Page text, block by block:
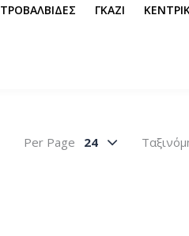
ΓΚΑΖΙ
Per Page 24